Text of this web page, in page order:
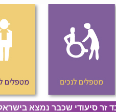
זר סיעודי שכבר נמצא